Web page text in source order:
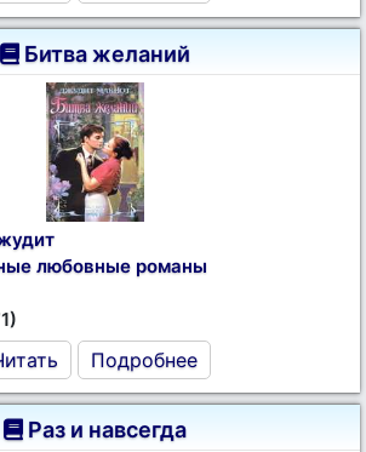
Битва желаний
любовные романы
Подробнее
Раз и навсегда